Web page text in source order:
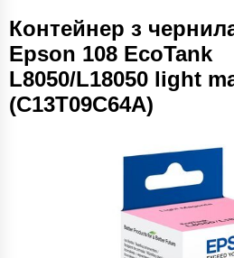
Контейнер з
Epson 108 EcoTank
L8050/L18050 light
(C13T09C64A)